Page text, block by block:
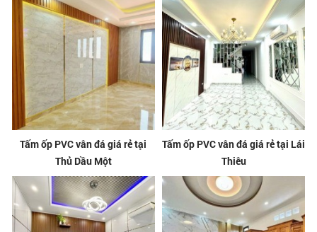
Tấm ốp PVC vân đá giá rẻ tại
Thủ Dầu Một
Tấm ốp PVC vân đá giá rẻ tại Lái
Thiêu